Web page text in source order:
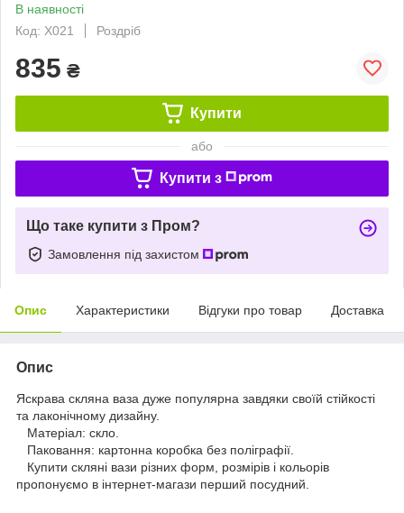
В наявності
Код: Х021
Роздріб
835 ₴
Купити
або
Купити з
Що таке купити з Пром?
Замовлення під захистом
Опис Характеристики Відгуки про товар Доставка
Опис
Яскрава скляна ваза дуже популярна завдяки своїй стійкості
та лаконічному дизайну.
Матеріал: скло.
Паковання: картонна коробка без поліграфії.
Купити скляні вази різних форм, розмірів і кольорів
пропонуємо в інтернет-магази перший посудний.